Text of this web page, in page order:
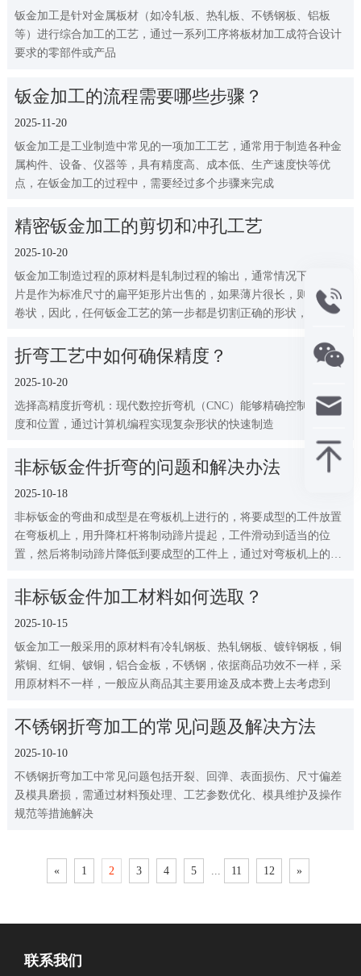
钣金加工是针对金属板材（如冷轧板、热轧板、不锈钢板、铝板
等）进行综合加工的工艺，通过一系列工序将板材加工成符合设计
要求的零部件或产品
钣金加工的流程需要哪些步骤？
2025-11-20
钣金加工是工业制造中常见的一项加工工艺，通常用于制造各种金
属构件、设备、仪器等，具有精度高、成本低、生产速度快等优
点，在钣金加工的过程中，需要经过多个步骤来完成
精密钣金加工的剪切和冲孔工艺
2025-10-20
钣金加工制造过程的原材料是轧制过程的输出，通常情况下，金属
片是作为标准尺寸的扁平矩形片出售的，如果薄片很长，则可能是
卷状，因此，任何钣金工艺的第一步都是切割正确的形状，并从较
折弯工艺中如何确保精度？
2025-10-20
选择高精度折弯机：现代数控折弯机（CNC）能够精确控制折弯角
度和位置，通过计算机编程实现复杂形状的快速制造
非标钣金件折弯的问题和解决办法
2025-10-18
非标钣金的弯曲和成型是在弯板机上进行的，将要成型的工件放置
在弯板机上，用升降杠杆将制动蹄片提起，工件滑动到适当的位
置，然后将制动蹄片降低到要成型的工件上，通过对弯板机上的弯
非标钣金件加工材料如何选取？
2025-10-15
钣金加工一般采用的原材料有冷轧钢板、热轧钢板、镀锌钢板，铜
紫铜、红铜、铍铜，铝合金板，不锈钢，依据商品功效不一样，采
用原材料不一样，一般应从商品其主要用途及成本费上去考虑到
不锈钢折弯加工的常见问题及解决方法
2025-10-10
不锈钢折弯加工中常见问题包括开裂、回弹、表面损伤、尺寸偏差
及模具磨损，需通过材料预处理、工艺参数优化、模具维护及操作
规范等措施解决
« 1 2 3 4 5 ... 11 12 »
联系我们